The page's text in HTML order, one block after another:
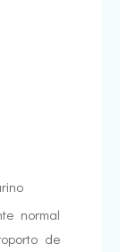
normal
de